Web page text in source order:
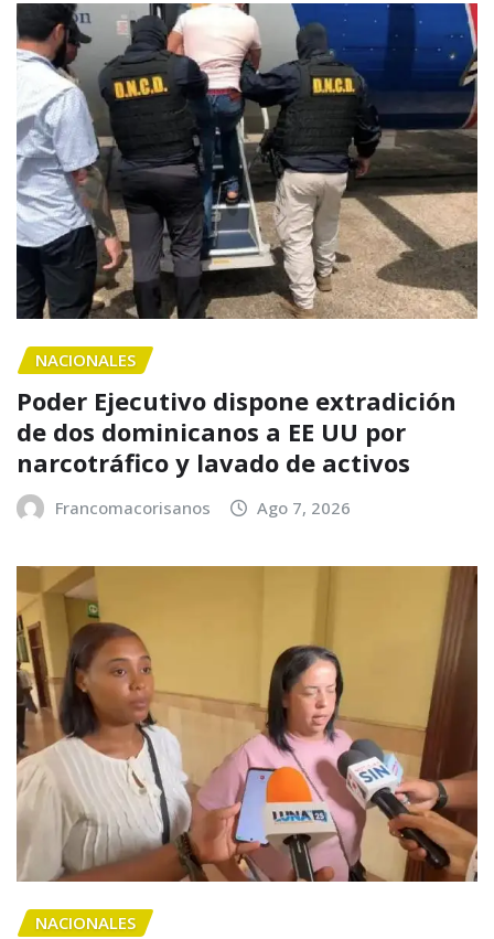
NACIONALES
Poder Ejecutivo dispone extradición
de dos dominicanos a EE UU por
narcotráfico y lavado de activos
Francomacorisanos Ago 7, 2026
NACIONALES